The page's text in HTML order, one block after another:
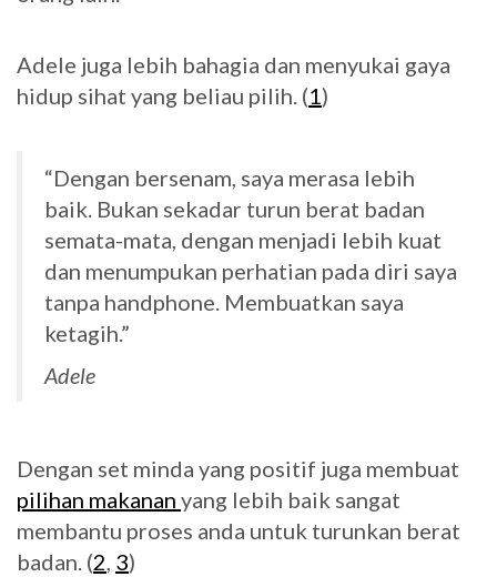
Adele juga lebih bahagia dan menyukai gaya
hidup sihat yang beliau pilih. (1)
“Dengan bersenam, saya merasa lebih
baik. Bukan sekadar turun berat badan
semata-mata, dengan menjadi lebih kuat
dan menumpukan perhatian pada diri saya
tanpa handphone. Membuatkan saya
ketagih.”
Adele
Dengan set minda yang positif juga membuat
pilihan makanan yang lebih baik sangat
membantu proses anda untuk turunkan berat
badan. (2, 3)